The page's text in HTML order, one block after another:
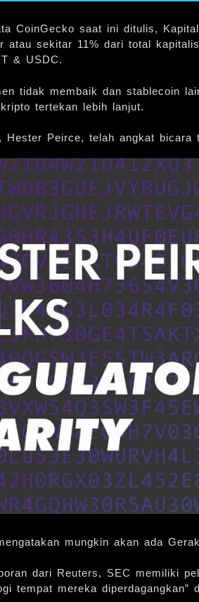
CoinGecko saat ini ditulis,
atau sekitar 11% dari total
& USDC.
tidak membaik dan stablecoin
tertekan lebih lanjut.
Hester Peirce, telah angkat bicara
mungkin akan ada
dari Reuters, SEC memiliki
tempat mereka diperdagangkan”